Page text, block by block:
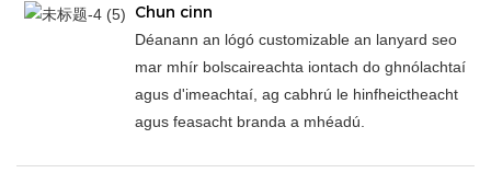
Chun cinn
Déanann an lógó customizable an lanyard seo
mar mhír bolscaireachta iontach do ghnólachtaí
agus d'imeachtaí, ag cabhrú le hinfheictheacht
agus feasacht branda a mhéadú.